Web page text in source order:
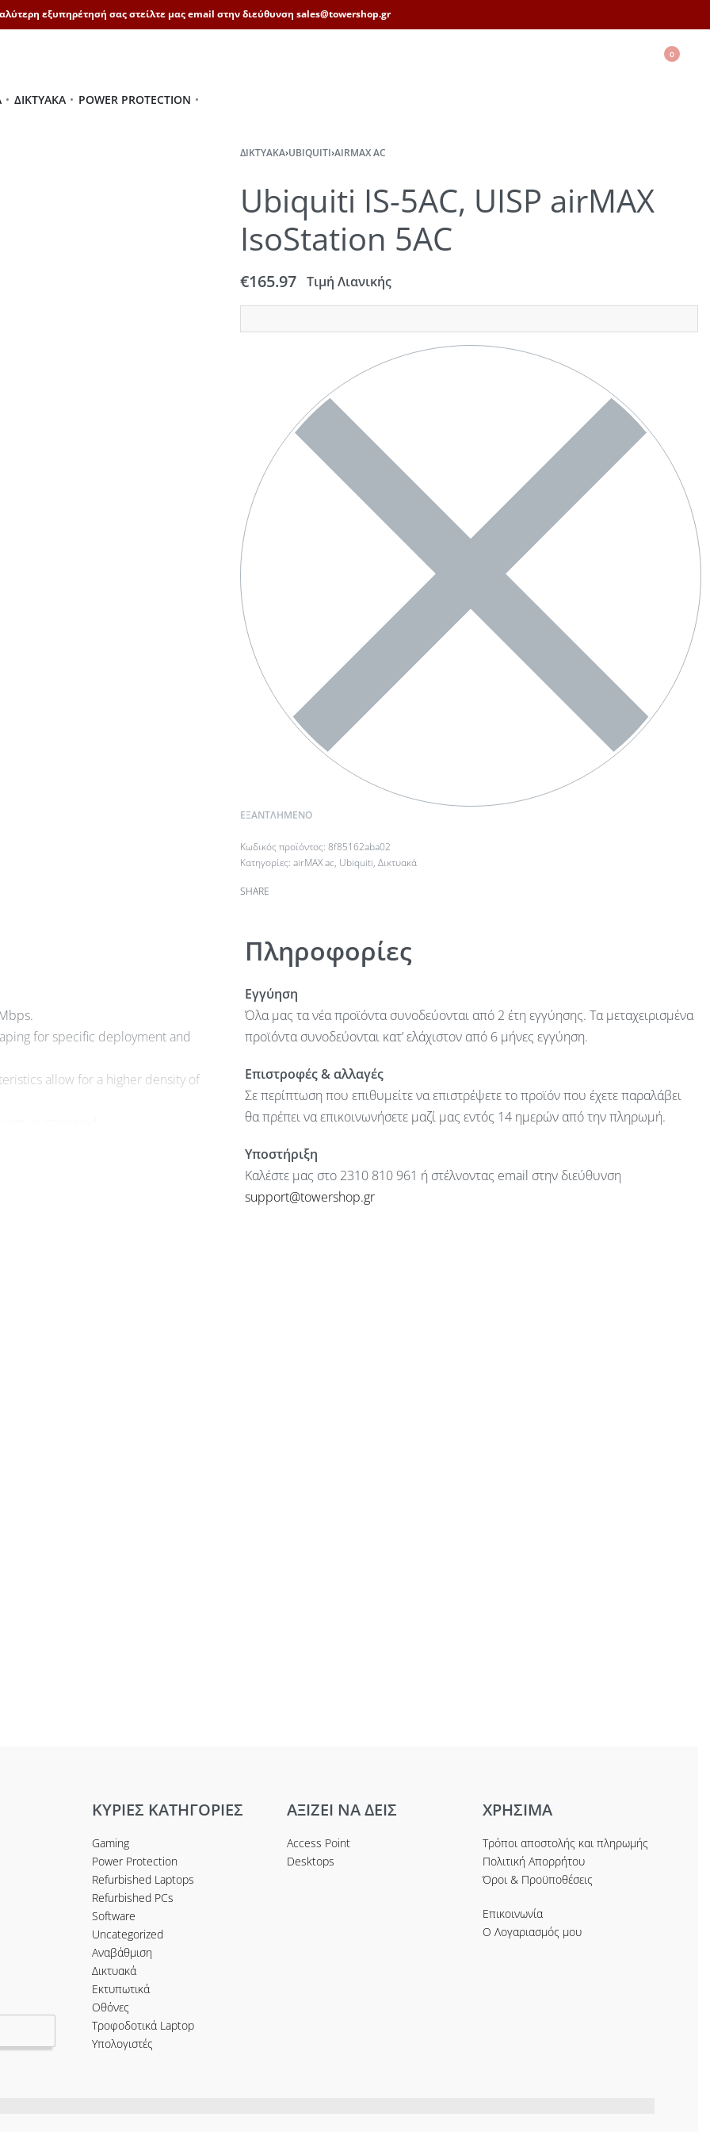
εξυπηρέτησή σας στείλτε μας email στην διεύθυνση sales@towershop.gr
0
ΔΙΚΤΥΑΚΆ POWER PROTECTION
ΔΙΚΤΥΑΚΆ›UBIQUITI›AIRMAX AC
Ubiquiti IS-5AC, UISP airMAX
IsoStation 5AC
€165.97 Τιμή Λιανικής
ΕΞΑΝΤΛΗΜΈΝΟ
8f85162aba02
Κατηγορίες: airMAX ac, Ubiquiti, Δικτυακά
SHARE
for specific deployment and
allow for a higher density of
Πληροφορίες
Εγγύηση
Όλα μας τα νέα προϊόντα συνοδεύονται από 2 έτη εγγύησης. Τα μεταχειρισμένα
προϊόντα συνοδεύονται κατ’ ελάχιστον από 6 μήνες εγγύηση.
Επιστροφές & αλλαγές
Σε περίπτωση που επιθυμείτε να επιστρέψετε το προϊόν που έχετε παραλάβει
θα πρέπει να επικοινωνήσετε μαζί μας εντός 14 ημερών από την πληρωμή.
Υποστήριξη
Καλέστε μας στο 2310 810 961 ή στέλνοντας email στην διεύθυνση
support@towershop.gr
ΚΥΡΙΕΣ ΚΑΤΗΓΟΡΙΕΣ
Gaming
Power Protection
Refurbished Laptops
Refurbished PCs
Software
Uncategorized
Αναβάθμιση
Δικτυακά
Εκτυπωτικά
Οθόνες
Τροφοδοτικά Laptop
Υπολογιστές
ΑΞΙΖΕΙ ΝΑ ΔΕΙΣ
Access Point
Desktops
ΧΡΗΣΙΜΑ
Τρόποι αποστολής και πληρωμής
Πολιτική Απορρήτου
Όροι & Προϋποθέσεις
Επικοινωνία
Ο Λογαριασμός μου